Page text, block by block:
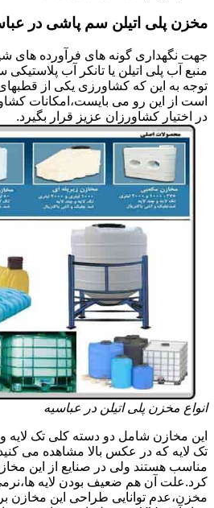
مخزن پلی اتیلن سم پاشی در
جهت نگهداری گونه های فرآورده های
منبع آب پلی اتیلن یا تانکر آب
توجه به این که کشاورزی یکی از
است از این رو می بایست،امکانات
در اختیار کشاورزان عزیز قرار بگیرد.
انواع مخزن پلی اتیلن در عباسیه
این مخازن شامل دو دسته کلی تک لایه
تک لایه که در عکس بالا مشاهده می
مناسب هستند ولی در صنایع از این
کرد.علت آن هم ضعیف بودن لایه
مخزن،عدم توانایی طراحی این